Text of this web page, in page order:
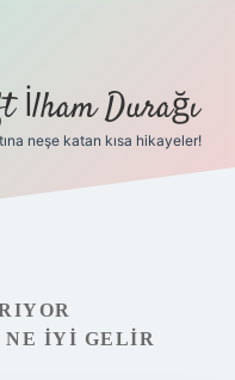
İlham Durağı
neşe katan kısa hikayeler!
IYI GELIR